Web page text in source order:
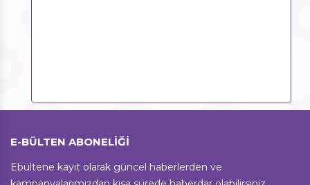
E-BÜLTEN ABONELİĞİ
Ebültene kayıt olarak güncel haberlerden ve